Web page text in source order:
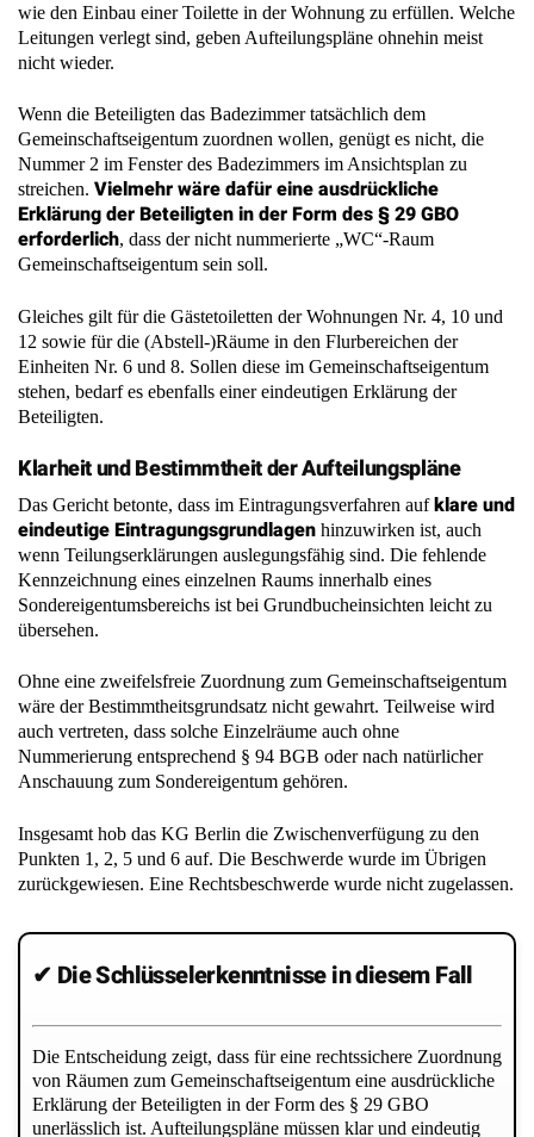
wie den Einbau einer Toilette in der Wohnung zu erfüllen. Welche
Leitungen verlegt sind, geben Aufteilungspläne ohnehin meist
nicht wieder.
Wenn die Beteiligten das Badezimmer tatsächlich dem
Gemeinschaftseigentum zuordnen wollen, genügt es nicht, die
Nummer 2 im Fenster des Badezimmers im Ansichtsplan zu
streichen. Vielmehr wäre dafür eine ausdrückliche
Erklärung der Beteiligten in der Form des § 29 GBO
erforderlich, dass der nicht nummerierte „WC“-Raum
Gemeinschaftseigentum sein soll.
Gleiches gilt für die Gästetoiletten der Wohnungen Nr. 4, 10 und
12 sowie für die (Abstell-)Räume in den Flurbereichen der
Einheiten Nr. 6 und 8. Sollen diese im Gemeinschaftseigentum
stehen, bedarf es ebenfalls einer eindeutigen Erklärung der
Beteiligten.
Klarheit und Bestimmtheit der Aufteilungspläne
Das Gericht betonte, dass im Eintragungsverfahren aufklare und
eindeutige Eintragungsgrundlagen hinzuwirken ist, auch
wenn Teilungserklärungen auslegungsfähig sind. Die fehlende
Kennzeichnung eines einzelnen Raums innerhalb eines
Sondereigentumsbereichs ist bei Grundbucheinsichten leicht zu
übersehen.
Ohne eine zweifelsfreie Zuordnung zum Gemeinschaftseigentum
wäre der Bestimmtheitsgrundsatz nicht gewahrt. Teilweise wird
auch vertreten, dass solche Einzelräume auch ohne
Nummerierung entsprechend § 94 BGB oder nach natürlicher
Anschauung zum Sondereigentum gehören.
Insgesamt hob das KG Berlin die Zwischenverfügung zu den
Punkten 1, 2, 5 und 6 auf. Die Beschwerde wurde im Übrigen
zurückgewiesen. Eine Rechtsbeschwerde wurde nicht zugelassen.
✔ Die Schlüsselerkenntnisse in diesem Fall
Die Entscheidung zeigt, dass für eine rechtssichere Zuordnung
von Räumen zum Gemeinschaftseigentum eine ausdrückliche
Erklärung der Beteiligten in der Form des § 29 GBO
unerlässlich ist. Aufteilungspläne müssen klar und eindeutig